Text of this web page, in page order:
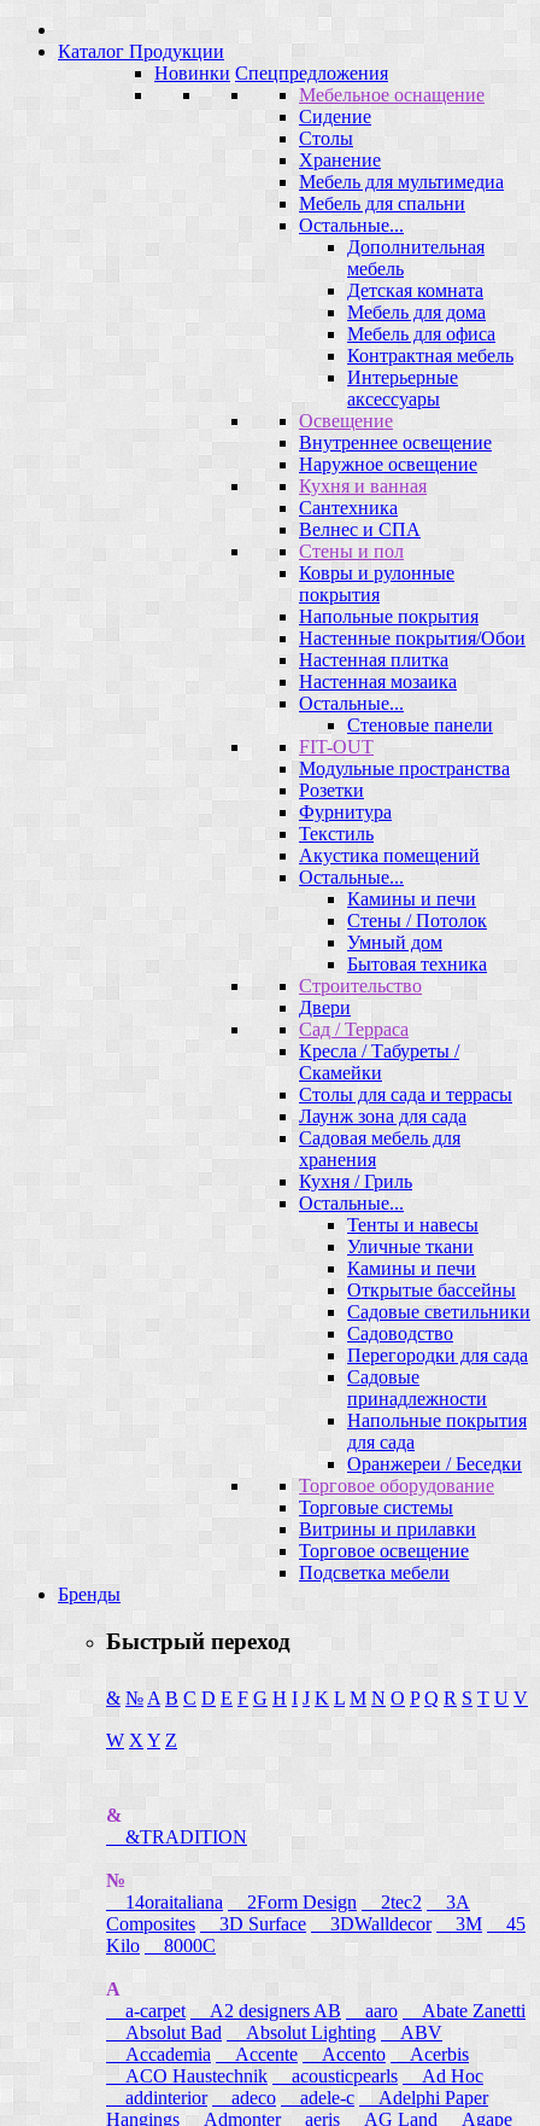
Каталог Продукции
Новинки Спецпредложения
Мебельное оснащение
Сидение
Столы
Хранение
Мебель для мультимедиа
Мебель для спальни
Остальные...
Дополнительная
мебель
Детская комната
Мебель для дома
Мебель для офиса
Контрактная мебель
Интерьерные
аксессуары
Освещение
Внутреннее освещение
Наружное освещение
Кухня и ванная
Сантехника
Велнес и СПА
Стены и пол
Ковры и рулонные
покрытия
Напольные покрытия
Настенные покрытия/Обои
Настенная плитка
Настенная мозаика
Остальные...
Стеновые панели
FIT-OUT
Модульные пространства
Розетки
Фурнитура
Текстиль
Акустика помещений
Остальные...
Камины и печи
Стены / Потолок
Умный дом
Бытовая техника
Строительство
Двери
Сад / Терраса
Кресла / Табуреты /
Скамейки
Столы для сада и террасы
Лаунж зона для сада
Садовая мебель для
хранения
Кухня / Гриль
Остальные...
Тенты и навесы
Уличные ткани
Камины и печи
Открытые бассейны
Садовые светильники
Садоводство
Перегородки для сада
Садовые
принадлежности
Напольные покрытия
для сада
Оранжереи / Беседки
Торговое оборудование
Торговые системы
Витрины и прилавки
Торговое освещение
Подсветка мебели
Бренды
Быстрый переход
& № A B C D E F G H I J K L M N O P Q R S T U V
W X Y Z
&
&TRADITION
№
14oraitaliana
2Form Design 2tec2
3A
Composites
3D Surface 3DWalldecor 3M
45
Kilo
8000C
A
a-carpet
A2 designers AB aaro
Abate Zanetti
Absolut Bad
Absolut Lighting
ABV
Accademia
Accente Accento
Acerbis
ACO Haustechnik
acousticpearls
Ad Hoc
addinterior
adeco adele-c
Adelphi Paper
Hangings Admonter aeris AG Land Agape